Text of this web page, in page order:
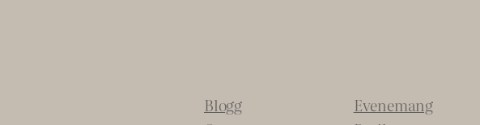
Blogg
Evenemang